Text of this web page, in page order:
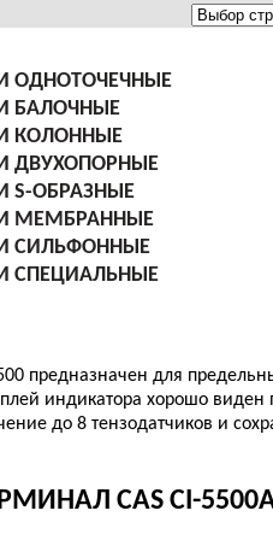
ОДНОТОЧЕЧНЫЕ
БАЛОЧНЫЕ
КОЛОННЫЕ
ДВУХОПОРНЫЕ
S-ОБРАЗНЫЕ
МЕМБРАННЫЕ
СИЛЬФОННЫЕ
СПЕЦИАЛЬНЫЕ
Меню
CAS CI-